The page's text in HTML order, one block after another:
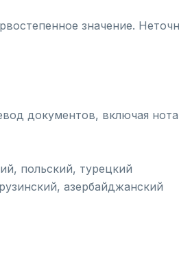
значение.
документов, включая
польский, турецкий
азербайджанский